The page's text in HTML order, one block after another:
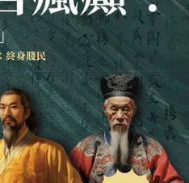
化妝保養 情趣用品